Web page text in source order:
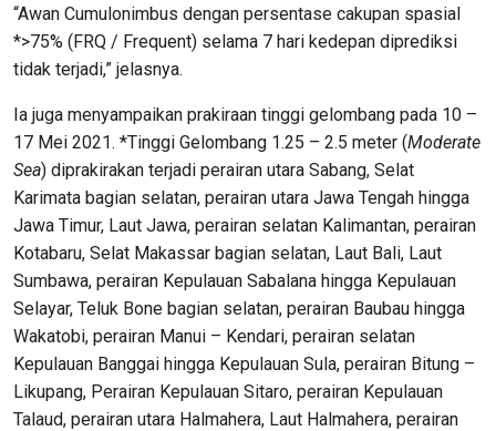
“Awan Cumulonimbus dengan persentase cakupan spasial
*>75% (FRQ / Frequent) selama 7 hari kedepan diprediksi
tidak terjadi,” jelasnya.
Ia juga menyampaikan prakiraan tinggi gelombang pada 10 –
17 Mei 2021. *Tinggi Gelombang 1.25 – 2.5 meter (Moderate
Sea) diprakirakan terjadi perairan utara Sabang, Selat
Karimata bagian selatan, perairan utara Jawa Tengah hingga
Jawa Timur, Laut Jawa, perairan selatan Kalimantan, perairan
Kotabaru, Selat Makassar bagian selatan, Laut Bali, Laut
Sumbawa, perairan Kepulauan Sabalana hingga Kepulauan
Selayar, Teluk Bone bagian selatan, perairan Baubau hingga
Wakatobi, perairan Manui – Kendari, perairan selatan
Kepulauan Banggai hingga Kepulauan Sula, perairan Bitung –
Likupang, Perairan Kepulauan Sitaro, perairan Kepulauan
Talaud, perairan utara Halmahera, Laut Halmahera, perairan